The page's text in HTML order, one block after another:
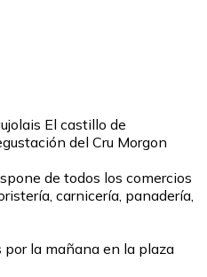
El castillo de
del Cru Morgon
de todos los comercios
carnicería, panadería,
por la mañana en la plaza